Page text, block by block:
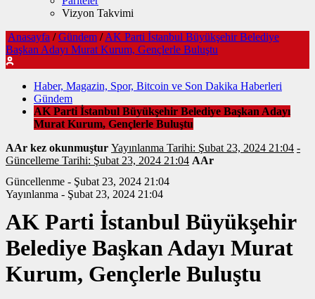
Vizyon Takvimi
Anasayfa / Gündem / AK Parti İstanbul Büyükşehir Belediye
Başkan Adayı Murat Kurum, Gençlerle Buluştu
Haber, Magazin, Spor, Bitcoin ve Son Dakika Haberleri
Gündem
AK Parti İstanbul Büyükşehir Belediye Başkan Adayı
Murat Kurum, Gençlerle Buluştu
AAr kez okunmuştur Yayınlanma Tarihi: Şubat 23, 2024 21:04 -
Güncelleme Tarihi: Şubat 23, 2024 21:04 AAr
Güncellenme - Şubat 23, 2024 21:04
Yayınlanma - Şubat 23, 2024 21:04
AK Parti İstanbul Büyükşehir
Belediye Başkan Adayı Murat
Kurum, Gençlerle Buluştu